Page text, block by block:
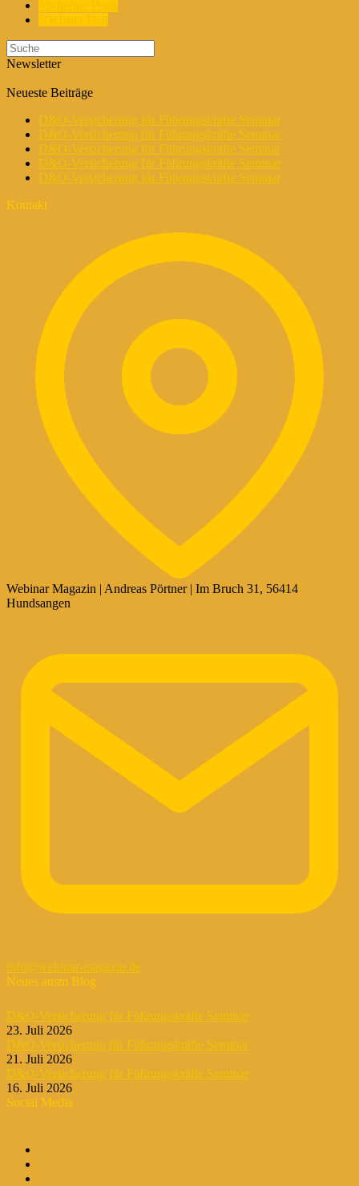
Newsletter
Neueste Beiträge
D&O-Versicherung für Führungskräfte Seminar
D&O-Versicherung für Führungskräfte Seminar
D&O-Versicherung für Führungskräfte Seminar
D&O-Versicherung für Führungskräfte Seminar
D&O-Versicherung für Führungskräfte Seminar
Kontakt
Webinar Magazin | Andreas Pörtner | Im Bruch 31, 56414
Hundsangen
info@webinar-magazin.de
Neues ausm Blog
D&O-Versicherung für Führungskräfte Seminar
23. Juli 2026
D&O-Versicherung für Führungskräfte Seminar
21. Juli 2026
D&O-Versicherung für Führungskräfte Seminar
16. Juli 2026
Social Media